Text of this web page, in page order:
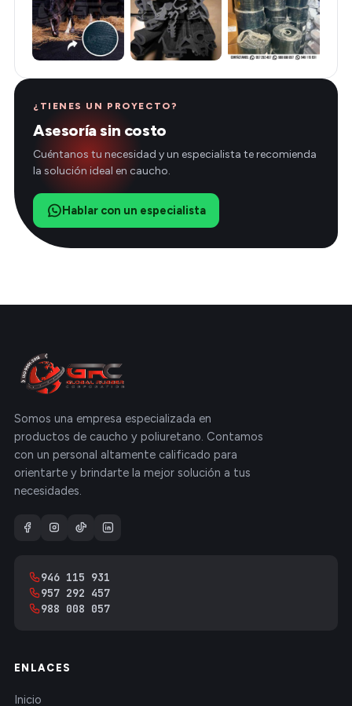
¿TIENES UN PROYECTO?
Asesoría sin costo
Cuéntanos tu necesidad y un especialista te recomienda
la solución ideal en caucho.
Hablar con un especialista
Somos una empresa especializada en
productos de caucho y poliuretano. Contamos
con un personal altamente calificado para
orientarte y brindarte la mejor solución a tus
necesidades.
946 115 931
957 292 457
988 008 057
ENLACES
Inicio